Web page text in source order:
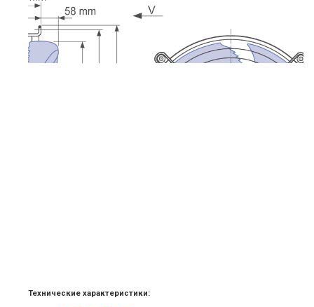
Технические характеристики: